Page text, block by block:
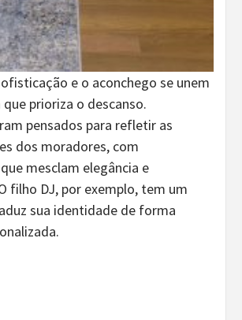
e o aconchego se unem
prioriza o descanso.
pensados para refletir as
dos moradores, com
mesclam elegância e
filho DJ, por exemplo, tem um
sua identidade de forma